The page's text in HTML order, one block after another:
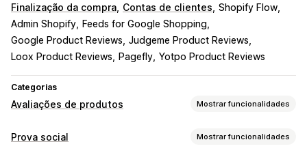
Finalização da compra Contas de clientes Shopify Flow
Admin Shopify
Feeds for Google Shopping
Google Product Reviews Judgeme Product Reviews
Loox Product Reviews
Pagefly Yotpo Product Reviews
Categorias
Avaliações de produtos Mostrar funcionalidades
Opções de apresentação
Prova social Mostrar funcionalidades